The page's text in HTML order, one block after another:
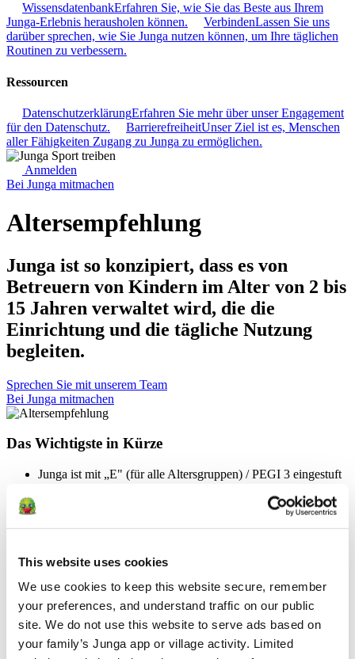
This website uses cookies
We use cookies to keep this website secure, remember
your preferences, and understand traffic on our public
site. We do not use this website to serve ads based on
your family’s Junga app or village activity. Limited
WissensdatenbankErfahren Sie, wie Sie das Beste aus Ihrem
Junga-Erlebnis herausholen können.
VerbindenLassen Sie uns
darüber sprechen, wie Sie Junga nutzen können, um Ihre täglichen
Routinen zu verbessern.
Ressourcen
DatenschutzerklärungErfahren Sie mehr über unser Engagement
für den Datenschutz.
BarrierefreiheitUnser Ziel ist es, Menschen
aller Fähigkeiten Zugang zu Junga zu ermöglichen.
Anmelden
Bei Junga mitmachen
Altersempfehlung
Junga ist so konzipiert, dass es von
Betreuern von Kindern im Alter von 2 bis
15 Jahren verwaltet wird, die die
Einrichtung und die tägliche Nutzung
begleiten.
Sprechen Sie mit unserem Team
Bei Junga mitmachen
Das Wichtigste in Kürze
Junga ist mit „E" (für alle Altersgruppen) / PEGI 3 eingestuft
Unsere Inhalte und unser Erlebnis sind in erster Linie für
Kinder im Alter von 2 bis 15 Jahren konzipiert, doch Junga
Junga soll ein positiver, sicherer Ort sein, an dem sich Keeper
Selbstvertrauen und die gesunde Entwicklung ihrer Kinder
konzentrieren können.
Junga erlaubt keine Inhalte, die politische, religiöse,
gewalttätige, glücksspielbezogene, angstauslösende,
drogenbezogene oder trendorientierte Themen behandeln.